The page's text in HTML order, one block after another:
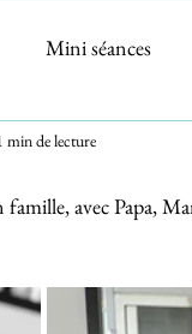
Mini séances
Informations
min de lecture
famille, avec Papa,